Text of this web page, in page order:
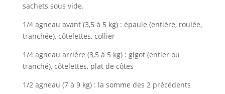
sachets sous vide.
1/4 agneau avant (3,5 à 5 kg) : épaule (entière, roulée,
tranchée), côtelettes, collier
1/4 agneau arrière (3,5 à 5 kg) : gigot (entier ou
tranché), côtelettes, plat de côtes
1/2 agneau (7 à 9 kg) : la somme des 2 précédents